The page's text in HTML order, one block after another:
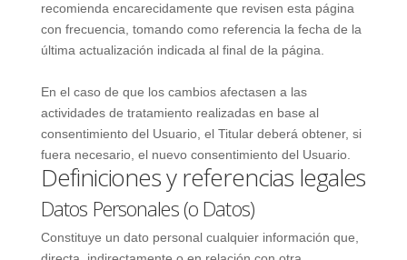
recomienda encarecidamente que revisen esta página
con frecuencia, tomando como referencia la fecha de la
última actualización indicada al final de la página.
En el caso de que los cambios afectasen a las
actividades de tratamiento realizadas en base al
consentimiento del Usuario, el Titular deberá obtener, si
fuera necesario, el nuevo consentimiento del Usuario.
Definiciones y referencias legales
Datos Personales (o Datos)
Constituye un dato personal cualquier información que,